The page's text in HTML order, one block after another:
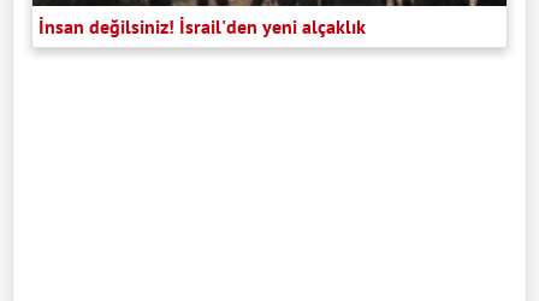
İnsan değilsiniz! İsrail'den yeni alçaklık